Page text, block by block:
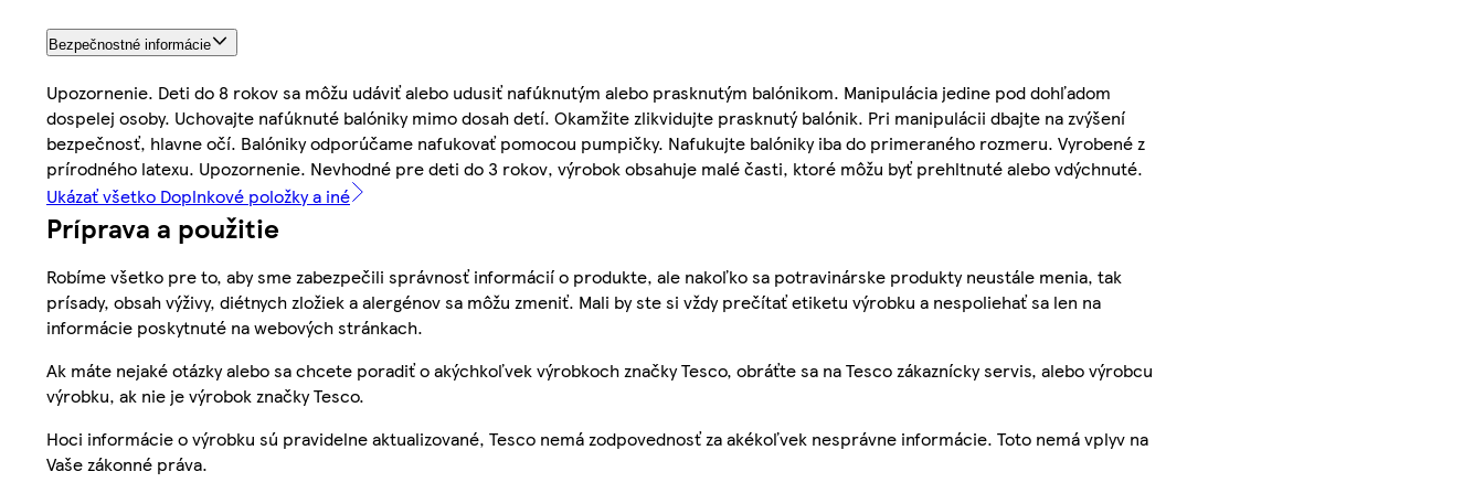
Bezpečnostné informácie
Upozornenie. Deti do 8 rokov sa môžu udáviť alebo udusiť nafúknutým alebo prasknutým balónikom. Manipulácia jedine pod dohľadom
dospelej osoby. Uchovajte nafúknuté balóniky mimo dosah detí. Okamžite zlikvidujte prasknutý balónik. Pri manipulácii dbajte na zvýšení
bezpečnosť, hlavne očí. Balóniky odporúčame nafukovať pomocou pumpičky. Nafukujte balóniky iba do primeraného rozmeru. Vyrobené z
prírodného latexu. Upozornenie. Nevhodné pre deti do 3 rokov, výrobok obsahuje malé časti, ktoré môžu byť prehltnuté alebo vdýchnuté.
Ukázať všetko Doplnkové položky a iné
Príprava a použitie
Robíme všetko pre to, aby sme zabezpečili správnosť informácií o produkte, ale nakoľko sa potravinárske produkty neustále menia, tak
prísady, obsah výživy, diétnych zložiek a alergénov sa môžu zmeniť. Mali by ste si vždy prečítať etiketu výrobku a nespoliehať sa len na
informácie poskytnuté na webových stránkach.
Ak máte nejaké otázky alebo sa chcete poradiť o akýchkoľvek výrobkoch značky Tesco, obráťte sa na Tesco zákaznícky servis, alebo výrobcu
výrobku, ak nie je výrobok značky Tesco.
Hoci informácie o výrobku sú pravidelne aktualizované, Tesco nemá zodpovednosť za akékoľvek nesprávne informácie. Toto nemá vplyv na
Vaše zákonné práva.